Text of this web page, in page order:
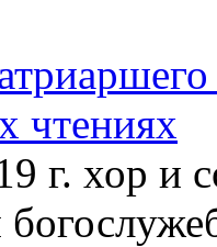
чтениях
г. хор и